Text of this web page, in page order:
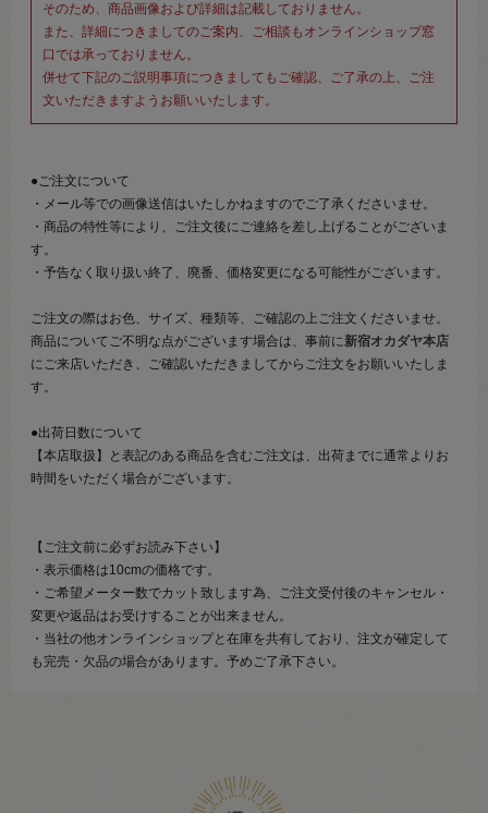
そのため、商品画像および詳細は記載しておりません。
また、詳細につきましてのご案内、ご相談もオンラインショップ窓
口では承っておりません。
併せて下記のご説明事項につきましてもご確認、ご了承の上、ご注
文いただきますようお願いいたします。
●ご注文について
・メール等での画像送信はいたしかねますのでご了承くださいませ。
・商品の特性等により、ご注文後にご連絡を差し上げることがございま
す。
・予告なく取り扱い終了、廃番、価格変更になる可能性がございます。
ご注文の際はお色、サイズ、種類等、ご確認の上ご注文くださいませ。
商品についてご不明な点がございます場合は、事前に新宿オカダヤ本店
にご来店いただき、ご確認いただきましてからご注文をお願いいたしま
す。
●出荷日数について
【本店取扱】と表記のある商品を含むご注文は、出荷までに通常よりお
時間をいただく場合がございます。
【ご注文前に必ずお読み下さい】
・表示価格は10cmの価格です。
・ご希望メーター数でカット致します為、ご注文受付後のキャンセル・
変更や返品はお受けすることが出来ません。
・当社の他オンラインショップと在庫を共有しており、注文が確定して
も完売・欠品の場合があります。予めご了承下さい。